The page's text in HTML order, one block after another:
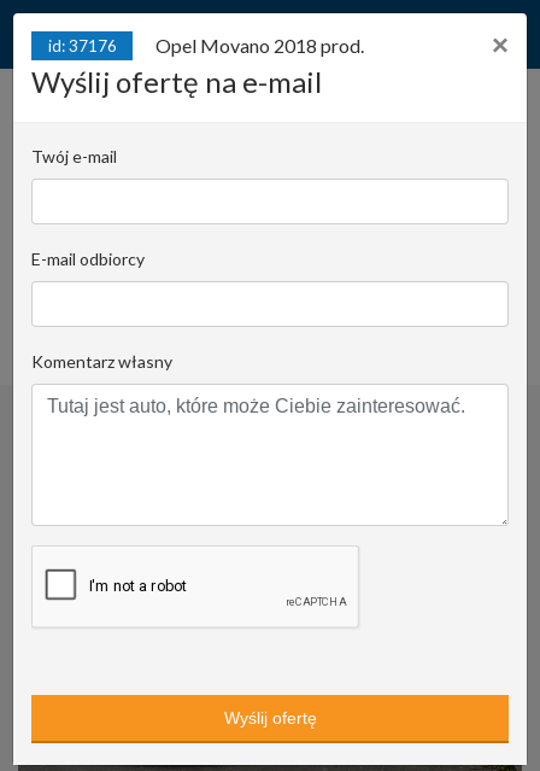
Stanowisko:212
Piotr Kaczorowski
×
id: 37176 Opel Movano 2018 prod.
Wyślij ofertę na e-mail
Twój e-mail
E-mail odbiorcy
Komentarz własny